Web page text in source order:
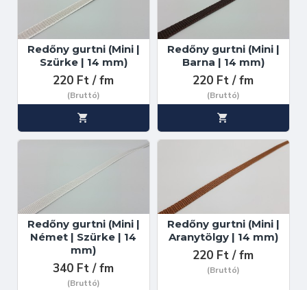
Redőny gurtni (Mini |
Szürke | 14 mm)
220 Ft / fm
(Bruttó)
Redőny gurtni (Mini |
Barna | 14 mm)
220 Ft / fm
(Bruttó)
Redőny gurtni (Mini |
Német | Szürke | 14
mm)
340 Ft / fm
(Bruttó)
Redőny gurtni (Mini |
Aranytölgy | 14 mm)
220 Ft / fm
(Bruttó)